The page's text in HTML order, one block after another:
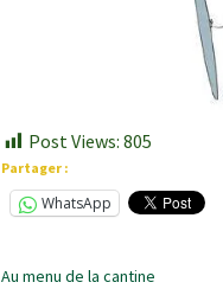
Post Views: 805
Partager :
WhatsApp
Au menu de la cantine